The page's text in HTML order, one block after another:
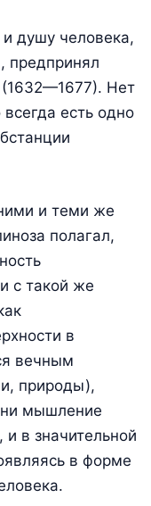
душу человека,
предпринял
(1632—1677). Нет
есть одно
и теми же
полагал,
с такой же
в
вечным
природы),
мышление
в значительной
в форме